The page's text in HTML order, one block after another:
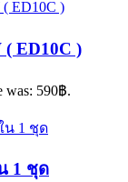
ED10C )
was: 590฿.
1 ชุด